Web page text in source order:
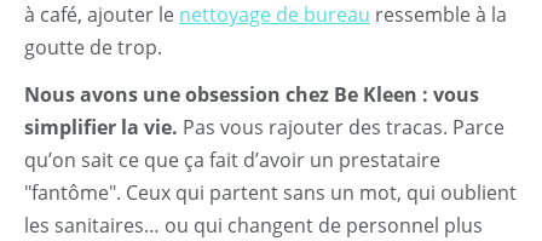
à café, ajouter le nettoyage de bureau ressemble à la
goutte de trop.
Nous avons une obsession chez Be Kleen : vous
simplifier la vie. Pas vous rajouter des tracas. Parce
qu’on sait ce que ça fait d’avoir un prestataire
"fantôme". Ceux qui partent sans un mot, qui oublient
les sanitaires… ou qui changent de personnel plus